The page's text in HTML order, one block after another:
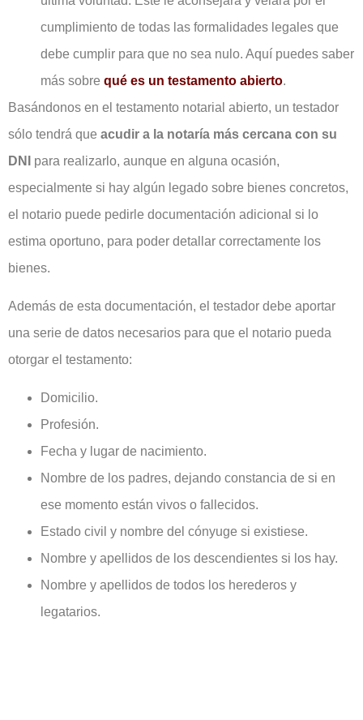
cumplimiento de todas las formalidades legales que
debe cumplir para que no sea nulo. Aquí puedes saber
más sobre qué es un testamento abierto.
Basándonos en el testamento notarial abierto, un testador
sólo tendrá que acudir a la notaría más cercana con su
DNI
para realizarlo, aunque en alguna ocasión,
especialmente si hay algún legado sobre bienes concretos,
el notario puede pedirle documentación adicional si lo
estima oportuno, para poder detallar correctamente los
bienes.
Además de esta documentación, el testador debe aportar
una serie de datos necesarios para que el notario pueda
otorgar el testamento:
Domicilio.
Profesión.
Fecha y lugar de nacimiento.
Nombre de los padres, dejando constancia de si en
ese momento están vivos o fallecidos.
Estado civil y nombre del cónyuge si existiese.
Nombre y apellidos de los descendientes si los hay.
Nombre y apellidos de todos los herederos y
legatarios.